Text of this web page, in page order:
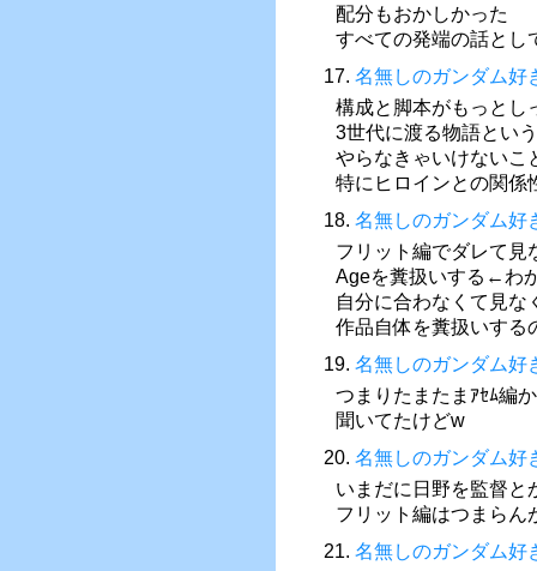
配分もおかしかった
すべての発端の話とし
17. 名無しのガンダム好
構成と脚本がもっとし
3世代に渡る物語とい
やらなきゃいけないこ
特にヒロインとの関係
18. 名無しのガンダム好
フリット編でダレて
Ageを糞扱いする←わ
自分に合わなくて見な
作品自体を糞扱いする
19. 名無しのガンダム好
つまりたまたまｱｾﾑ編
聞いてたけどw
20. 名無しのガンダム好
いまだに日野を監督と
フリット編はつまらん
21. 名無しのガンダム好